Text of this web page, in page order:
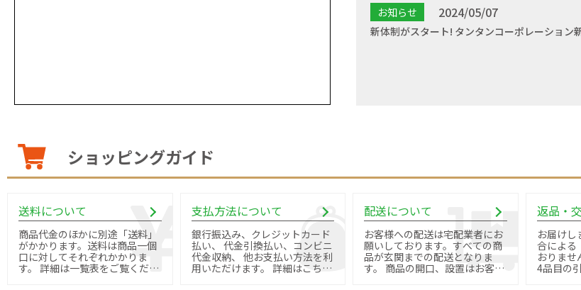
お知らせ 2024/05/07
新体制がスタート! タンタンコーポレーション
ショッピングガイド
送料について
商品代金のほかに別途「送料」
がかかります。送料は商品一個
口に対してそれぞれかかりま
す。 詳細は一覧表をご覧くださ
支払方法について
銀行振込み、クレジットカード
払い、 代金引換払い、コンビニ
代金収納、 他お支払い方法を利
用いただけます。 詳細はこちら
配送について
お客様への配送は宅配業者にお
願いしております。すべての商
品が玄関までの配送となりま
す。 商品の開口、設置はお客様
返品・
お届けし
合による
おりません。 家電リサ
4品目の